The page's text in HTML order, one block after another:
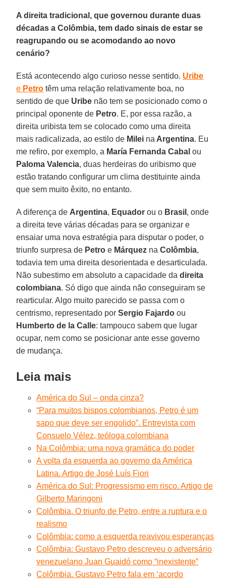
A direita tradicional, que governou durante duas
décadas a Colômbia, tem dado sinais de estar se
reagrupando ou se acomodando ao novo
cenário?
Está acontecendo algo curioso nesse sentido. Uribe
e Petro têm uma relação relativamente boa, no
sentido de que Uribe não tem se posicionado como o
principal oponente de Petro. E, por essa razão, a
direita uribista tem se colocado como uma direita
mais radicalizada, ao estilo de Milei na Argentina. Eu
me refiro, por exemplo, a María Fernanda Cabal ou
Paloma Valencia, duas herdeiras do uribismo que
estão tratando configurar um clima destituinte ainda
que sem muito êxito, no entanto.
A diferença de Argentina, Equador ou o Brasil , onde
a direita teve várias décadas para se organizar e
ensaiar uma nova estratégia para disputar o poder, o
triunfo surpresa de Petro e Márquez na Colômbia,
todavia tem uma direita desorientada e desarticulada.
Não subestimo em absoluto a capacidade dadireita
colombiana. Só digo que ainda não conseguiram se
rearticular. Algo muito parecido se passa com o
centrismo, representado por Sergio Fajardo ou
Humberto de la Calle: tampouco sabem que lugar
ocupar, nem como se posicionar ante esse governo
de mudança.
Leia mais
América do Sul – onda cinza?
“Para muitos bispos colombianos, Petro é um
sapo que deve ser engolido”. Entrevista com
Consuelo Vélez, teóloga colombiana
Na Colômbia: uma nova gramática do poder
A volta da esquerda ao governo da América
Latina. Artigo de José Luís Fiori
América do Sul: Progressismo em risco. Artigo de
Gilberto Maringoni
Colômbia. O triunfo de Petro, entre a ruptura e o
realismo
Colômbia: como a esquerda reavivou esperanças
Colômbia: Gustavo Petro descreveu o adversário
venezuelano Juan Guaidó como “inexistente”
Colômbia. Gustavo Petro fala em ‘acordo